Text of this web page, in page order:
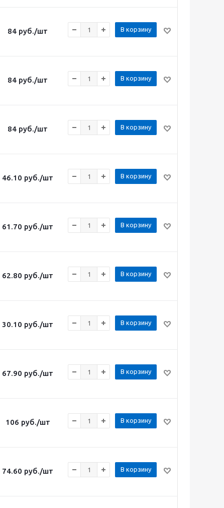
84 руб./шт В корзину
84 руб./шт В корзину
84 руб./шт В корзину
46.10 руб./шт В корзину
61.70 руб./шт В корзину
62.80 руб./шт В корзину
30.10 руб./шт В корзину
67.90 руб./шт В корзину
106 руб./шт В корзину
74.60 руб./шт В корзину